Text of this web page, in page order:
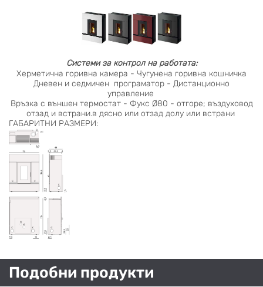
Системи за контрол на работата:
Херметична горивна камера - Чугунена горивна кошничка
Дневен и седмичен програматор - Дистанционно
управление
Връзка с външен термостат - Фукс Ø80 - отгоре; въздуховод
отзад и встрани.в дясно или отзад долу или встрани
ГАБАРИТНИ РАЗМЕРИ:
Подобни продукти